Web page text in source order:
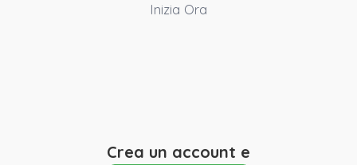
Inizia Ora
Crea un account e